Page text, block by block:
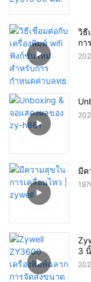
วิธี
กา
มีค
3
เค